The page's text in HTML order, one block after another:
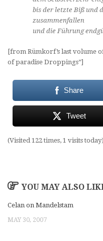
bis der letzte Biß und
zusammenfallen
und die Führung
[from Rümkorf’s last volume
of paradise Droppings”]
Share
Tweet
(Visited 122 times, 1 visits today)
YOU MAY ALSO
Celan on Mandelstam
MAY 30, 2007